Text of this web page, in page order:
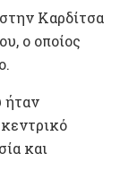
Καρδίτσα
ο οποίος
ήταν
και